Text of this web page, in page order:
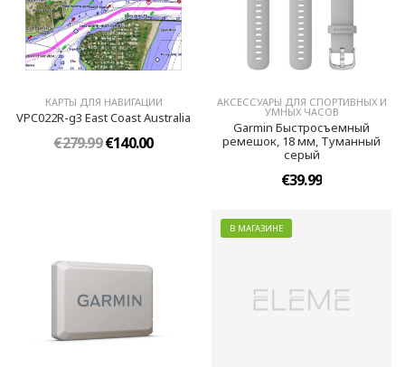
КАРТЫ ДЛЯ НАВИГАЦИИ
VPC022R-g3 East Coast Australia
€279.99€140.00
АКСЕССУАРЫ ДЛЯ СПОРТИВНЫХ И
УМНЫХ ЧАСОВ
Garmin Быстросъемный
ремешок, 18 мм, Туманный
серый
€39.99
В МАГАЗИНЕ